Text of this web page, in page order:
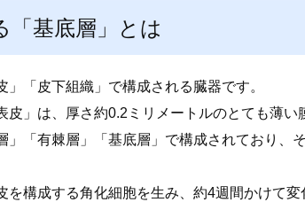
「基底層」とは
「皮下組織」で構成される臓器です。
」は、厚さ約0.2ミリメートルのとても薄い
「有棘層」「基底層」で構成されており、
構成する角化細胞を生み、約4週間かけて